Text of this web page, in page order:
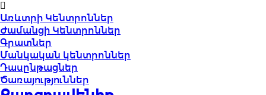
Առևտրի Կենտրոններ
Ժամանցի Կենտրոններ
Գրատներ
Մանկական կենտրոններ
Դասընթացներ
Ծառայություններ